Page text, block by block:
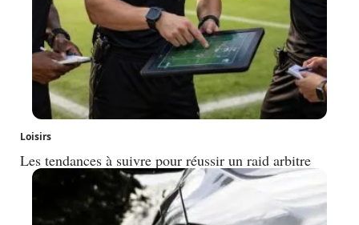
Loisirs
Les tendances à suivre pour réussir un raid arbitre